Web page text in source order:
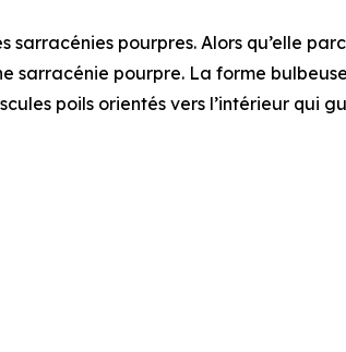
sarracénies pourpres. Alors qu’elle
sarracénie pourpre. La forme
poils orientés vers l’intérieur qui